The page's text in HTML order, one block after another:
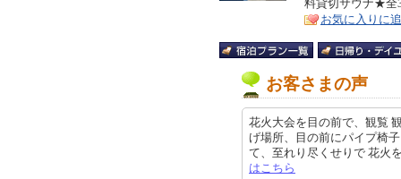
ア
徴
料貸切サウナ★全
お気に入りに
お客さまの声
花火大会を目の前で、観覧
げ場所、目の前にパイプ椅
て、至れり尽くせりで 花
はこちら